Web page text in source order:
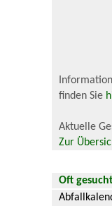
finden Sie
Aktuelle
Zur
Oft